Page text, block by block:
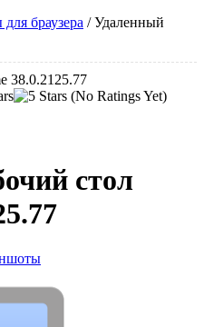
браузера /Удаленный
38.0.2125.77
(No Ratings Yet)
стол